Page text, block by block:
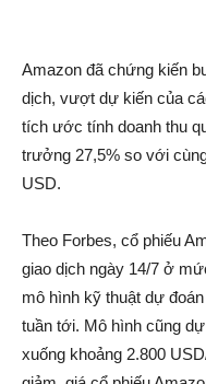
Amazon đã chứng kiến
dịc‌h, vượt dự kiến của
tích ước tính doanh thu
trưởng 27,5% so với
USD.
Theo Forbes, cổ phiếu
giao dịc‌h ngày 14/7 ở
mô hình kỹ thuật dự
tuần tới. Mô hình cũng
xuống khoả‌ng 2.800